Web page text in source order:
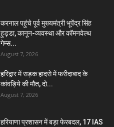
करनाल पहुंचे पूर्व मुख्यमंत्री भूपेंद्र सिंह
हुड्डा, कानून-व्यवस्था और कॉमनवेल्थ
गेम्स...
August 7, 2026
हरिद्वार में सड़क हादसे में फरीदाबाद के
कांवड़िये की मौत, दो...
August 7, 2026
हरियाणा प्रशासन में बड़ा फेरबदल, 17 IAS